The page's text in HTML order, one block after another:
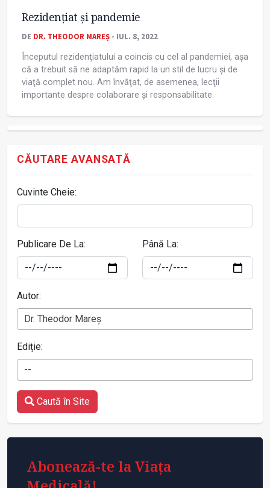
Rezidenţiat și pandemie
DE DR. THEODOR MAREȘ - IUL. 8, 2022
Începutul rezidenţiatului a coincis cu cel al pandemiei, așa
că a trebuit să ne adaptăm rapid la un stil de lucru și de
viaţă complet nou. Am învăţat, de asemenea, lecţii
importante despre colaborare și responsabilitate.
CĂUTARE AVANSATĂ
Cuvinte Cheie:
Publicare De La: Până La:
Autor:
Dr. Theodor Mareș
Ediție:
--
Caută în Site
Abonează-te la Viața